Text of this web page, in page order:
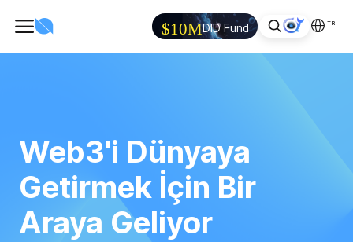
$10MDID Fund TR
Web3'i Dünyaya
Getirmek İçin Bir
Araya Geliyor